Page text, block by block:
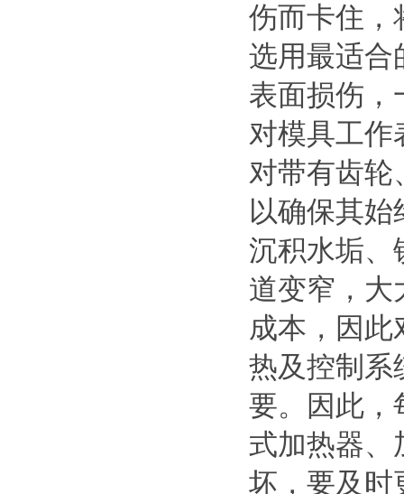
伤而卡住，
选用最适合
表面损伤，
对模具工作
对带有齿轮
以确保其
沉积水垢、
道变窄，大
成本，因
热及控制系
要。因此，
式加热器、
坏，要及时